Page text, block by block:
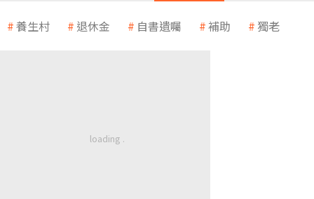
養生村 退休金 自書遺囑 補助 獨老